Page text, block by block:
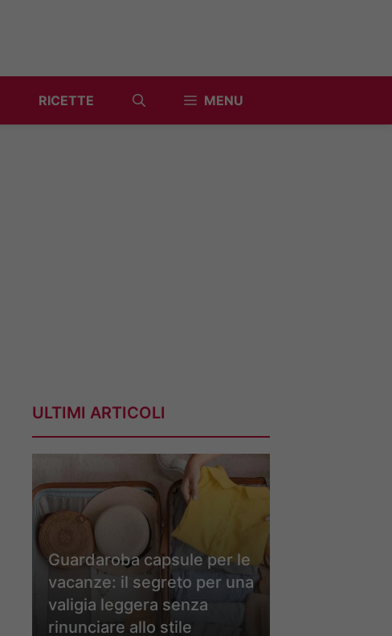
RICETTE MENU
ULTIMI ARTICOLI
Guardaroba capsule per le
vacanze: il segreto per una
valigia leggera senza
rinunciare allo stile